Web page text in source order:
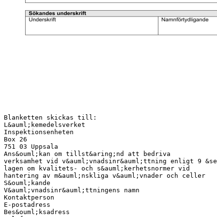
Blanketten skickas till:
L&auml;kemedelsverket
Inspektionsenheten
Box 26
751 03 Uppsala
Ans&ouml;kan om tillst&aring;nd att bedriva
verksamhet vid v&auml;vnadsinr&auml;ttning enligt 9
lagen om kvalitets- och s&auml;kerhetsnormer vid
hantering av m&auml;nskliga v&auml;vnader och celler
S&ouml;kande
V&auml;vnadsinr&auml;ttningens namn
Kontaktperson
E-postadress
Bes&ouml;ksadress